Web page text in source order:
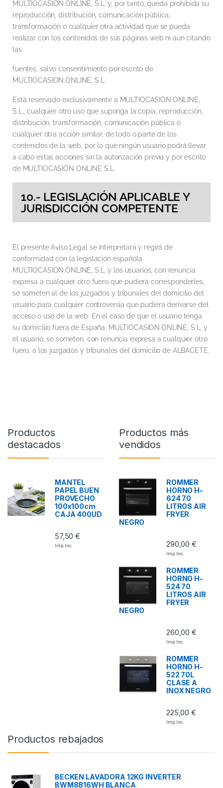
MULTIOCASION.ONLINE, S.L. y, por tanto, queda prohibida su
reproducción, distribución, comunicación pública,
transformación o cualquier otra actividad que se pueda
realizar con los contenidos de sus páginas web ni aun citando
las
fuentes, salvo consentimiento por escrito de
MULTIOCASION.ONLINE, S.L.
Está reservado exclusivamente a MULTIOCASION.ONLINE,
S.L., cualquier otro uso que suponga la copia, reproducción,
distribución, transformación, comunicación pública o
cualquier otra acción similar, de todo o parte de los
contenidos de la web, por lo que ningún usuario podrá llevar
a cabo estas acciones sin la autorización previa y por escrito
de MULTIOCASIÓN ONLINE S.L.
10.- LEGISLACIÓN APLICABLE Y
JURISDICCIÓN COMPETENTE
El presente Aviso Legal se interpretará y regirá de
conformidad con la legislación española.
MULTIOCASION.ONLINE, S.L. y los usuarios, con renuncia
expresa a cualquier otro fuero que pudiera corresponderles,
se someten al de los juzgados y tribunales del domicilio del
usuario para cualquier controversia que pudiera derivarse del
acceso o uso de la web. En el caso de que el usuario tenga
su domicilio fuera de España, MULTIOCASION.ONLINE, S.L. y
el usuario, se someten, con renuncia expresa a cualquier otro
fuero, a los juzgados y tribunales del domicilio de ALBACETE.
Productos
destacados
MANTEL
PAPEL BUEN
PROVECHO
100x100cm
CAJA 400UD
57,50€
Imp. Inc.
Productos más
vendidos
ROMMER
HORNO H-
624 70
LITROS AIR
FRYER
NEGRO
290,00€
Imp. Inc.
ROMMER
HORNO H-
524 70
LITROS AIR
FRYER
NEGRO
260,00€
Imp. Inc.
ROMMER
HORNO H-
522 70L
CLASE A
INOX NEGRO
225,00€
Imp. Inc.
Productos rebajados
BECKEN LAVADORA 12KG INVERTER
BWM8816WH BLANCA